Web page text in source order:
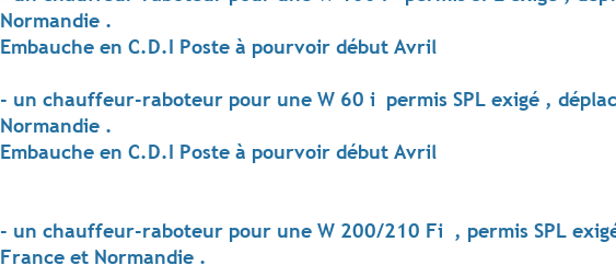
Normandie .
Embauche en C.D.I Poste à pourvoir début Avril
- un chauffeur-raboteur pour une W 60 i permis SPL exigé ,
Normandie .
Embauche en C.D.I Poste à pourvoir début Avril
- un chauffeur-raboteur pour une W 200/210 Fi , permis SPL
France et Normandie .